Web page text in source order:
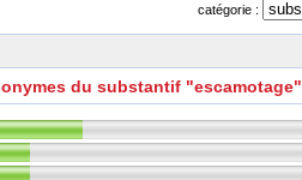
catégorie :
du substantif "escamotage"